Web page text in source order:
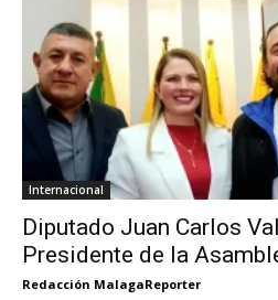
Internacional
Diputado Juan Carlos
Presidente de la
Redacción MalagaReporter